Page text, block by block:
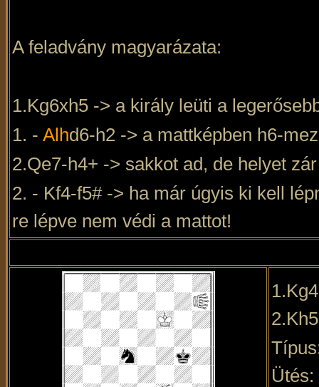
A feladvány magyarázata:
1.Kg6xh5 -> a király leüti a
1. - Alhd6-h2 -> a mattképben h6-
2.Qe7-h4+ -> sakkot ad, de helyet
2. - Kf4-f5# -> ha már úgyis ki kell
re lépve nem védi a mattot!